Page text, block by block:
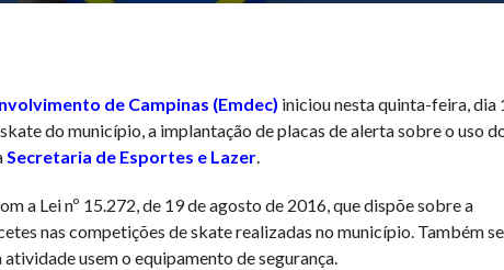
de Campinas (Emdec) iniciou nesta quinta-feira, dia
do município, a implantação de placas de alerta sobre o uso
Secretaria de Esportes e Lazer.
a Lei nº 15.272, de 19 de agosto de 2016, que dispõe sobre a
nas competições de skate realizadas no município. Também
usem o equipamento de segurança.